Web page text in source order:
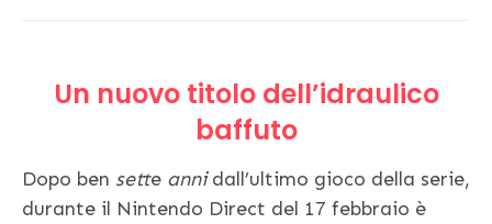
Un nuovo titolo dell’idraulico
baffuto
Dopo ben sette annidall’ultimo gioco della serie,
durante il Nintendo Direct del 17 febbraio è